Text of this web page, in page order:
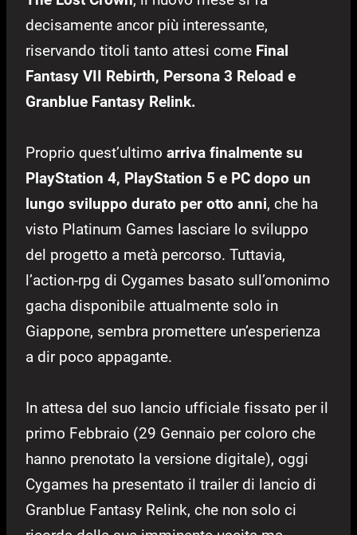
decisamente ancor più interessante,
riservando titoli tanto attesi come Final
Fantasy VII Rebirth, Persona 3 Reload e
Granblue Fantasy Relink.
Proprio quest’ultimo arriva finalmente su
PlayStation 4, PlayStation 5 e PC dopo un
lungo sviluppo durato per otto anni, che ha
visto Platinum Games lasciare lo sviluppo
del progetto a metà percorso. Tuttavia,
l’action-rpg di Cygames basato sull’omonimo
gacha disponibile attualmente solo in
Giappone, sembra promettere un’esperienza
a dir poco appagante.
In attesa del suo lancio ufficiale fissato per il
primo Febbraio (29 Gennaio per coloro che
hanno prenotato la versione digitale), oggi
Cygames ha presentato il trailer di lancio di
Granblue Fantasy Relink, che non solo ci